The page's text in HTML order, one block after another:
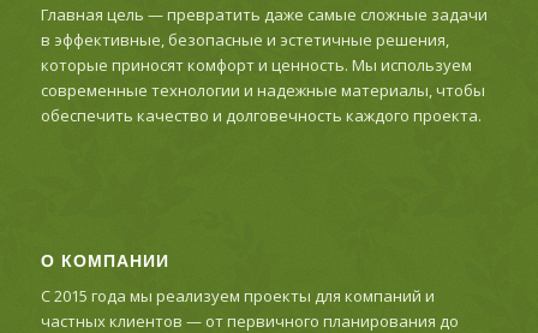
Главная цель — превратить даже самые сложные задачи
в эффективные, безопасные и эстетичные решения,
которые приносят комфорт и ценность. Мы используем
современные технологии и надежные материалы, чтобы
обеспечить качество и долговечность каждого проекта.
О КОМПАНИИ
С 2015 года мы реализуем проекты для компаний и
частных клиентов — от первичного планирования до